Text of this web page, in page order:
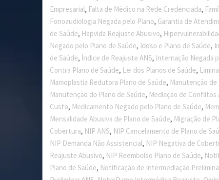
Empresarial, Falta de Médico na Rede Credenciada,
Fonoaudiologia Negada pelo Plano, Garantia de
de Saúde, Hapvida Reajuste Abusivo,
Negado pelo Plano de Saúde, Idoso e Plano de Saúde,
de Saúde, Índice de Reajuste ANS, Internação Negada
Contra Plano de Saúde, Lei dos Planos de Saúde,
Mamoplastia Redutora Plano de Saúde, Manutenção
Manutenção do Plano de Saúde, Mediação de Conflitos
Custo, Medicamento Negado pelo Plano de Saúde,
Mensalidade Abusiva de Plano de Saúde, Migração de
Cobertura, NIP ANS, NIP Cancelamento de Plano de
NIP Demanda Não Assistencial, NIP Negativa de
Reajuste Abusivo, NIP Reembolso Plano de Saúde,
Plano de Saúde, Notificação de Intermediação